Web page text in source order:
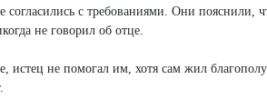
согласились с требованиями. Они пояснили,
не говорил об отце.
истец не помогал им, хотя сам жил